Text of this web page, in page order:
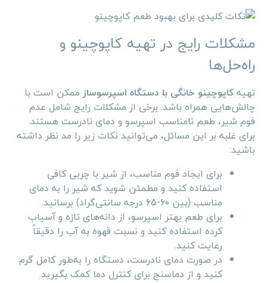
مشکلات رایج در تهیه کاپوچینو و
راه‌حل‌ها
تهیهکاپوچینو خانگی با دستگاه اسپرسوساز ممکن است با
چالش‌هایی همراه باشد. برخی از مشکلات رایج شامل عدم
فوم شیر، طعم نامناسب اسپرسو و دمای نادرست هستند.
برای غلبه بر این مسائل، می‌توانید نکات زیر را مد نظر داشته
باشید:
برای ایجاد فوم مناسب، از شیر با چربی کافی
استفاده کنید و مطمئن شوید که شیر را به دمای
مناسب (بین ۶۰-۶۵ درجه سانتی‌گراد) برسانید.
برای طعم بهتر اسپرسو، از دانه‌های تازه و آسیاب
کرده استفاده کنید و نسبت قهوه به آب را دقیقاً
رعایت کنید.
در صورت دمای نادرست، دستگاه را به‌طور کامل گرم
کنید و از دماسنج برای کنترل دما کمک بگیرید.